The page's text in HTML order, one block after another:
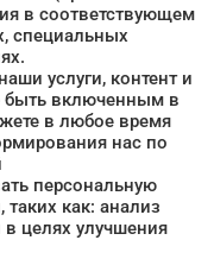
в соответствующем
специальных
услуги, контент и
быть включенным в
в любое время
нас по
персональную
как: анализ
целях улучшения